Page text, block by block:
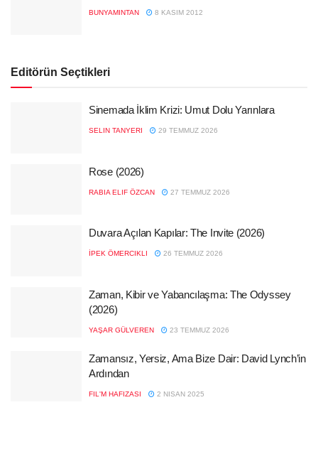
BUNYAMINTAN 8 KASIM 2012
Editörün Seçtikleri
Sinemada İklim Krizi: Umut Dolu Yarınlara
SELIN TANYERI 29 TEMMUZ 2026
Rose (2026)
RABIA ELIF ÖZCAN 27 TEMMUZ 2026
Duvara Açılan Kapılar: The Invite (2026)
İPEK ÖMERCIKLI 26 TEMMUZ 2026
Zaman, Kibir ve Yabancılaşma: The Odyssey
(2026)
YAŞAR GÜLVEREN 23 TEMMUZ 2026
Zamansız, Yersiz, Ama Bize Dair: David Lynch’in
Ardından
FIL'M HAFIZASI 2 NISAN 2025